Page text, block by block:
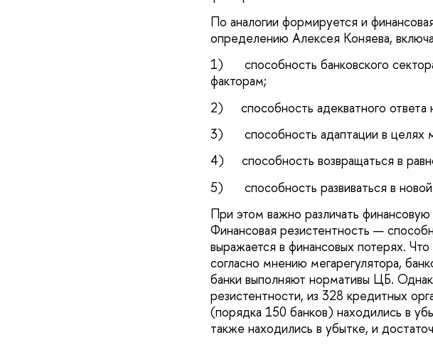
По аналогии формируется и
определению Алексея Коняева,
1) способность банковского
факторам;
2) способность адекватного ответа
3) способность адаптации в целях
4) способность возвращаться в
5) способность развиваться в новой
При этом важно различать
Финансовая резистентность —
выражается в финансовых потерях.
согласно мнению мегарегулятора,
банки выполняют нормативы ЦБ.
резистентности, из 328 кредитных
(порядка 150 банков) находились в
также находились в убытке, и